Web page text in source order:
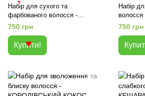
Набір для сухого та
фарбованого волосся -
НЕРОЛІ ЖАСМИН
750 грн
Купити!
Набір
750 грн
♥
♥